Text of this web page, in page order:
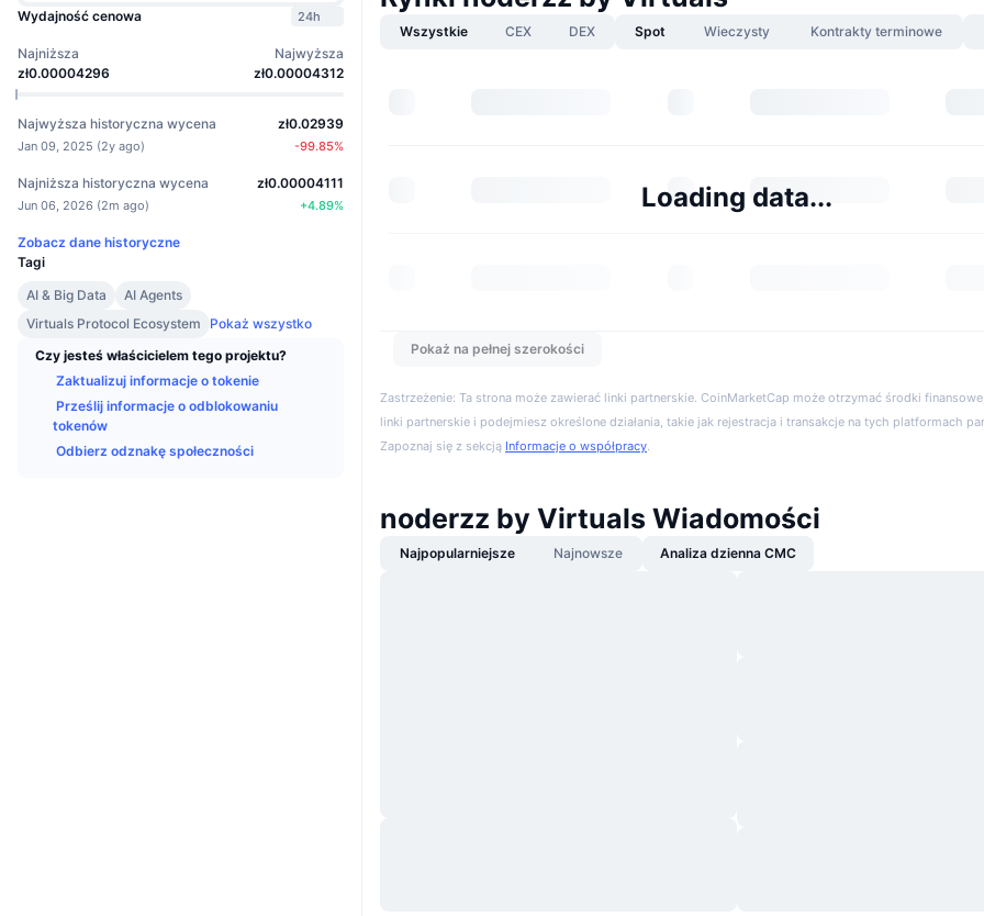
Wydajność cenowa
24h
Najniższa
zł0.00004296
Najwyższa
zł0.00004312
Najwyższa historyczna wycena
Jan 09, 2025 (2y ago)
zł0.02939
-99.85%
Najniższa historyczna wycena
Jun 06, 2026 (2m ago)
zł0.00004111
+4.89%
Zobacz dane historyczne
Tagi
AI & Big Data
AI Agents
Virtuals Protocol Ecosystem
Pokaż wszystko
Czy jesteś właścicielem tego projektu?
Zaktualizuj informacje o tokenie
Prześlij informacje o odblokowaniu
tokenów
Odbierz odznakę społeczności
Wszystkie CEX DEX Spot Wieczysty Kontrakty terminowe
Loading data...
Pokaż na pełnej szerokości
Zastrzeżenie: Ta strona może zawierać linki partnerskie. CoinMarketCap może otrzymać środki
linki partnerskie i podejmiesz określone działania, takie jak rejestracja i transakcje na tych platformach
Zapoznaj się z sekcją Informacje o współpracy.
noderzz by Virtuals Wiadomości
Najpopularniejsze Najnowsze Analiza dzienna CMC